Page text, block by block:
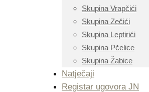
Skupina Vrapčići
Skupina Zečići
Skupina Leptirići
Skupina Pčelice
Skupina Žabice
Natječaji
Registar ugovora JN